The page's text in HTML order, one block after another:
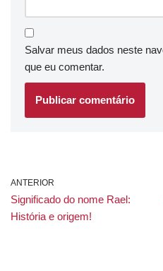
Salvar meus dados neste
que eu comentar.
ANTERIOR
Significado do nome Rael:
História e origem!